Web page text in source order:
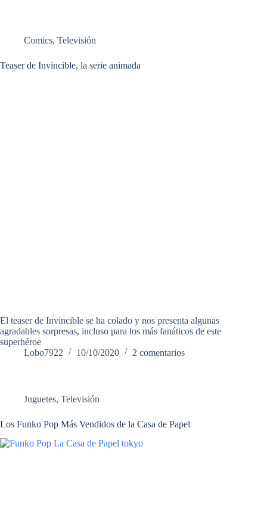
Comics, Televisión
Teaser de Invincible, la serie animada
El teaser de Invincible se ha colado y nos presenta algunas
agradables sorpresas, incluso para los más fanáticos de este
superhéroe
Lobo7922
10/10/2020 2 comentarios
Juguetes, Televisión
Los Funko Pop Más Vendidos de la Casa de Papel